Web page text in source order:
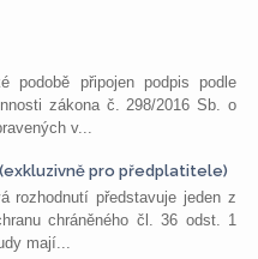
podobě připojen podpis podle
zákona č. 298/2016 Sb. o
v...
pro předplatitele)
rozhodnutí představuje jeden z
chráněného čl. 36 odst. 1
mají...